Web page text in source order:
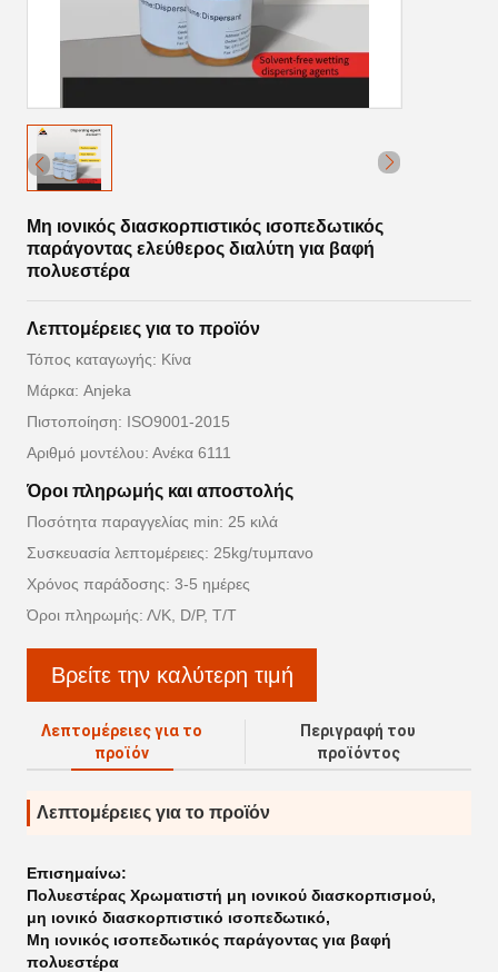
Μη ιονικός διασκορπιστικός ισοπεδωτικός
παράγοντας ελεύθερος διαλύτη για βαφή
πολυεστέρα
Λεπτομέρειες για το προϊόν
Τόπος καταγωγής: Κίνα
Μάρκα: Anjeka
Πιστοποίηση: ISO9001-2015
Αριθμό μοντέλου: Ανέκα 6111
Όροι πληρωμής και αποστολής
Ποσότητα παραγγελίας min: 25 κιλά
Συσκευασία λεπτομέρειες: 25kg/τυμπανο
Χρόνος παράδοσης: 3-5 ημέρες
Όροι πληρωμής: Λ/Κ, D/P, T/T
Βρείτε την καλύτερη τιμή
Λεπτομέρειες για το
προϊόν
Περιγραφή του
προϊόντος
Λεπτομέρειες για το προϊόν
Επισημαίνω:
Πολυεστέρας Χρωματιστή μη ιονικού διασκορπισμού,
μη ιονικό διασκορπιστικό ισοπεδωτικό,
Μη ιονικός ισοπεδωτικός παράγοντας για βαφή
πολυεστέρα